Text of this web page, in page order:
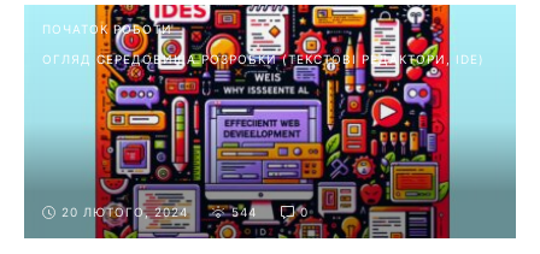
ПОЧАТОК РОБОТИ
ОГЛЯД СЕРЕДОВИЩА РОЗРОБКИ (ТЕКСТОВІ РЕДАКТОРИ, IDE)
20 ЛЮТОГО, 2024 544 0